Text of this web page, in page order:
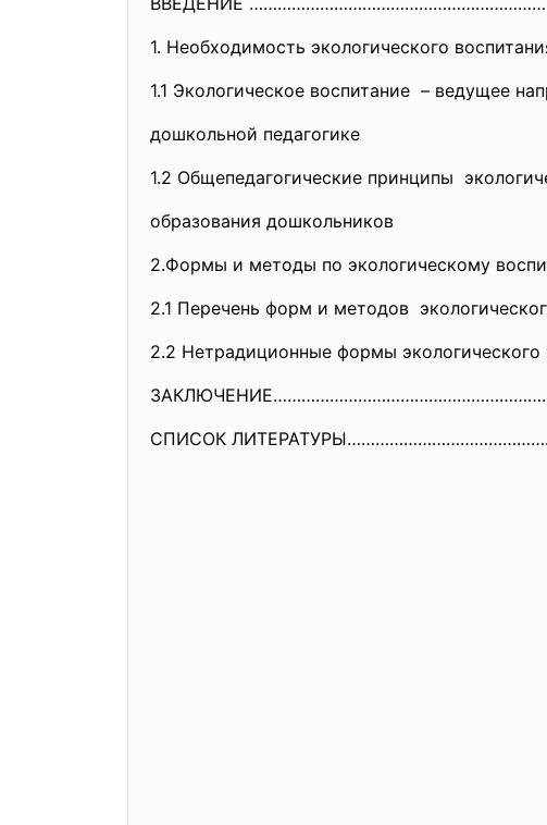
1. Необходимость экологического
1.1 Экологическое воспитание – ведущее
дошкольной педагогике
1.2 Общепедагогические принципы
образования дошкольников
2.Формы и методы по экологическому
2.1 Перечень форм и методов
2.2 Нетрадиционные формы экологического
СПИСОК ЛИТЕРАТУРЫ…………………………………